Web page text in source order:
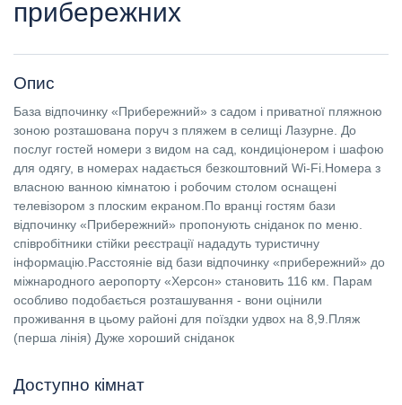
прибережних
Опис
База відпочинку «Прибережний» з садом і приватної пляжною
зоною розташована поруч з пляжем в селищі Лазурне. До
послуг гостей номери з видом на сад, кондиціонером і шафою
для одягу, в номерах надається безкоштовний Wi-Fi.Номера з
власною ванною кімнатою і робочим столом оснащені
телевізором з плоским екраном.По вранці гостям бази
відпочинку «Прибережний» пропонують сніданок по меню.
співробітники стійки реєстрації нададуть туристичну
інформацію.Расстояніе від бази відпочинку «прибережний» до
міжнародного аеропорту «Херсон» становить 116 км. Парам
особливо подобається розташування - вони оцінили
проживання в цьому районі для поїздки удвох на 8,9.Пляж
(перша лінія) Дуже хороший сніданок
Доступно кімнат